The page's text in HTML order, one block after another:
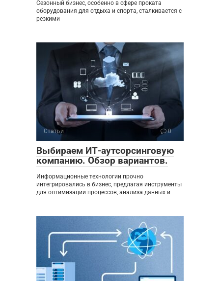
Сезонный бизнес, особенно в сфере проката
оборудования для отдыха и спорта, сталкивается с
резкими
Статьи 0
Выбираем ИТ-аутсорсинговую
компанию. Обзор вариантов.
Информационные технологии прочно
интегрировались в бизнес, предлагая инструменты
для оптимизации процессов, анализа данных и